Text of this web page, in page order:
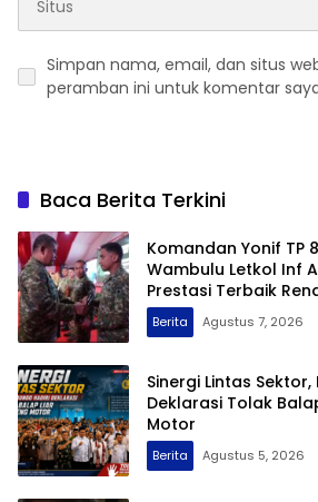
Simpan nama, email, dan situs
peramban ini untuk komentar
Baca Berita Terkini
Komandan Yonif TP
Wambulu Letkol Inf
Prestasi Terbaik
2026
Berita Agustus 7, 2026
Sinergi Lintas
Deklarasi Tolak
Motor
Berita Agustus 5, 2026